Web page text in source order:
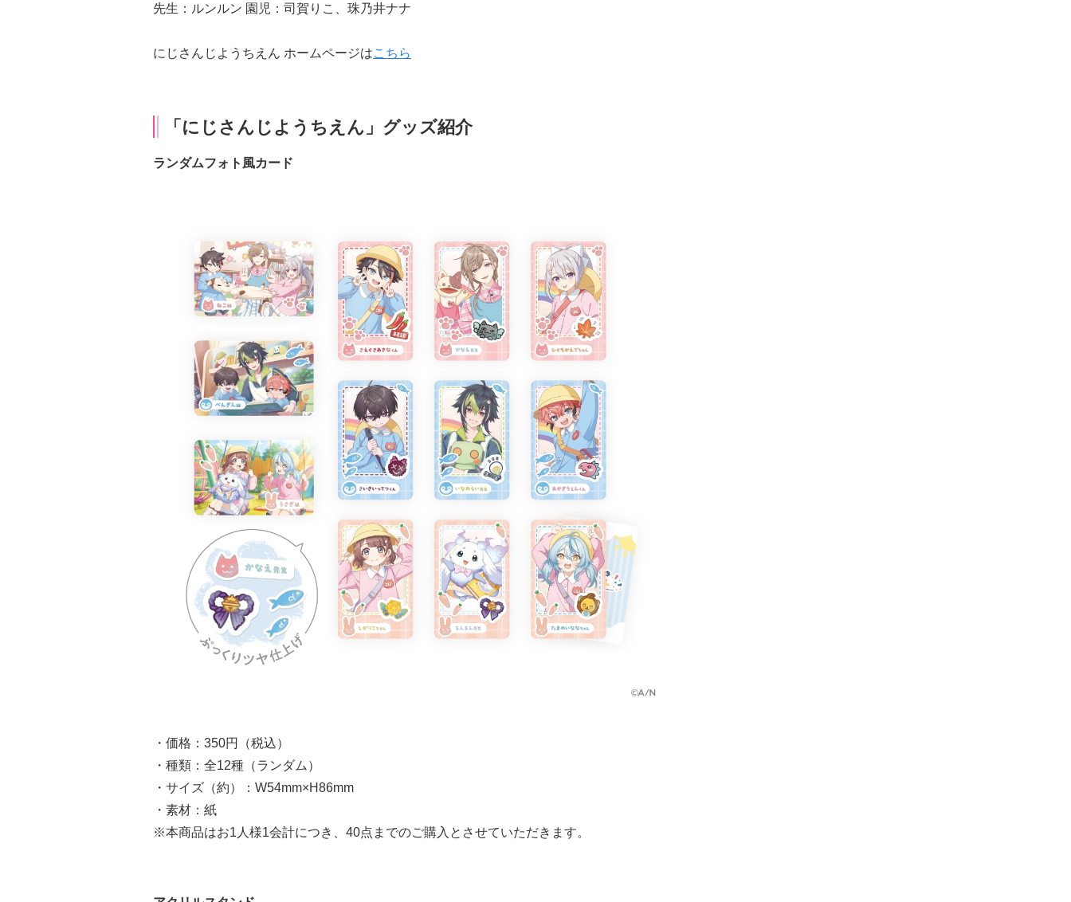
先生：ルンルン 園児：司賀りこ、珠乃井ナナ
にじさんじようちえん ホームページはこちら
「にじさんじようちえん」グッズ紹介
ランダムフォト風カード
・価格：350円（税込）
・種類：全12種（ランダム）
・サイズ（約）：W54mm×H86mm
・素材：紙
※本商品はお1人様1会計につき、40点までのご購入とさせていただきます。